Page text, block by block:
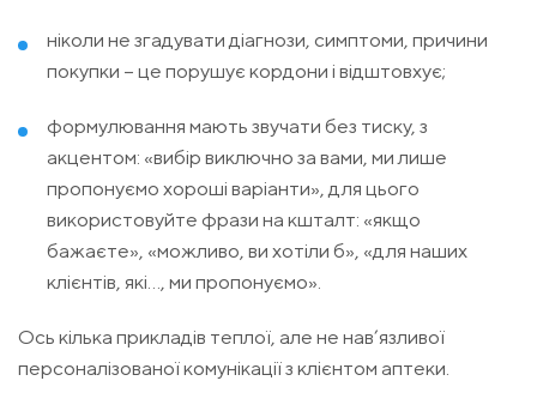
ніколи не згадувати діагнози, симптоми, причини
покупки – це порушує кордони і відштовхує;
формулювання мають звучати без тиску, з
акцентом: «вибір виключно за вами, ми лише
пропонуємо хороші варіанти», для цього
використовуйте фрази на кшталт: «якщо
бажаєте», «можливо, ви хотіли б», «для наших
клієнтів, які…, ми пропонуємо».
Ось кілька прикладів теплої, але не нав’язливої
персоналізованої комунікації з клієнтом аптеки.